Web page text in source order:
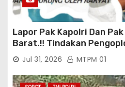
Lapor Pak Kapolri Dan
Barat.!! Tindakan
Bersubsidi Marak Terjadi
Persisnya di Babakan
Aktifis/Jurnalis Meminta
Jul 31, 2026 MTPM 01